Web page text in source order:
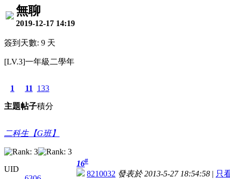
無聊
2019-12-17 14:19
簽到天數: 9 天
[LV.3]一年級二學年
1
主題
11
帖子
133
積分
二科生【G班】
UID
16#
8210032 發表於 2013-5-27 18:54:58 | 只